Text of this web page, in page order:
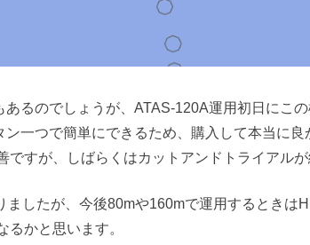
るのでしょうが、ATAS-120A運用初日にこ
一つで簡単にできるため、購入して本当に
すが、しばらくはカットアンドトライアルが
したが、今後80mや160mで運用するときは
かと思います。